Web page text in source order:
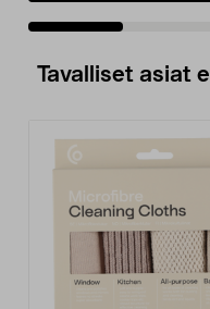
Tavalliset asiat